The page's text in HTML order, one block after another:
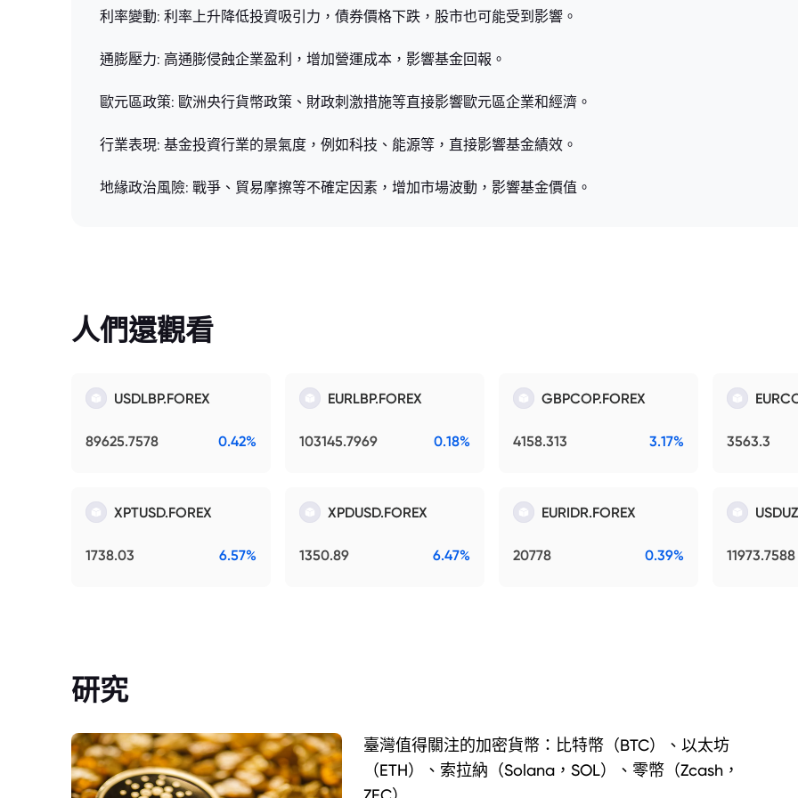
利率變動: 利率上升降低投資吸引力，債券價格下跌，股市也可能受到影響。
通膨壓力: 高通膨侵蝕企業盈利，增加營運成本，影響基金回報。
歐元區政策: 歐洲央行貨幣政策、財政刺激措施等直接影響歐元區企業和經濟。
行業表現: 基金投資行業的景氣度，例如科技、能源等，直接影響基金績效。
地緣政治風險: 戰爭、貿易摩擦等不確定因素，增加市場波動，影響基金價值。
人們還觀看
USDLBP.FOREX
89625.7578 0.42%
EURLBP.FOREX
103145.7969 0.18%
GBPCOP.FOREX
4158.313 3.17% 3563.3
XPTUSD.FOREX
1738.03 6.57%
XPDUSD.FOREX
1350.89 6.47%
EURIDR.FOREX
20778 0.39% 11973.7588
研究
臺灣值得關注的加密貨幣：比特幣（BTC）、以太坊
（ETH）、索拉納（Solana，SOL）、零幣（Zcash，